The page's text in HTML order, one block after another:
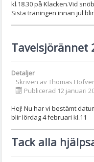
kl.18.30 på Klacken.Vid
Sista träningen innan jul
Tavelsjörännet
Detaljer
Skriven avThomas
Publicerad 12 januari
Hej! Nu har vi bestämt
blir lördag 4 februari kl.11
Tack alla